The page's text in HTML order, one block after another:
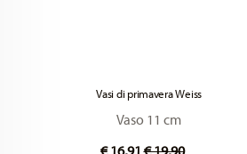
Vasi di primavera Weiss
Vaso 11 cm
Price reduced from
to